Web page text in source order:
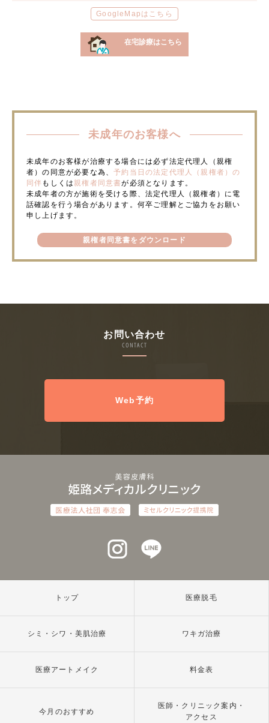
GoogleMapはこちら
在宅診療はこちら
未成年のお客様へ
未成年のお客様が治療する場合には必ず法定代理人（親権
者）の同意が必要な為、予約当日の法定代理人（親権者）の
同伴 もしくは親権者同意書が必須となります。
未成年者の方が施術を受ける際、法定代理人（親権者）に電
話確認を行う場合があります。何卒ご理解とご協力をお願い
申し上げます。
親権者同意書をダウンロード
お問い合わせ
CONTACT
Web予約
インスタグラム
トップ 医療脱毛
シミ・シワ・美肌治療 ワキガ治療
医療アートメイク 料金表
今月のおすすめ
医師・クリニック案内・
アクセス